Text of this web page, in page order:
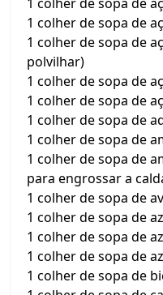
1 colher de sopa de
1 colher de sopa de
polvilhar)
1 colher de sopa de
1 colher de sopa de
1 colher de sopa de
1 colher de sopa de
1 colher de sopa de
para engrossar a
1 colher de sopa de
1 colher de sopa de
1 colher de sopa de
1 colher de sopa de
1 colher de sopa de